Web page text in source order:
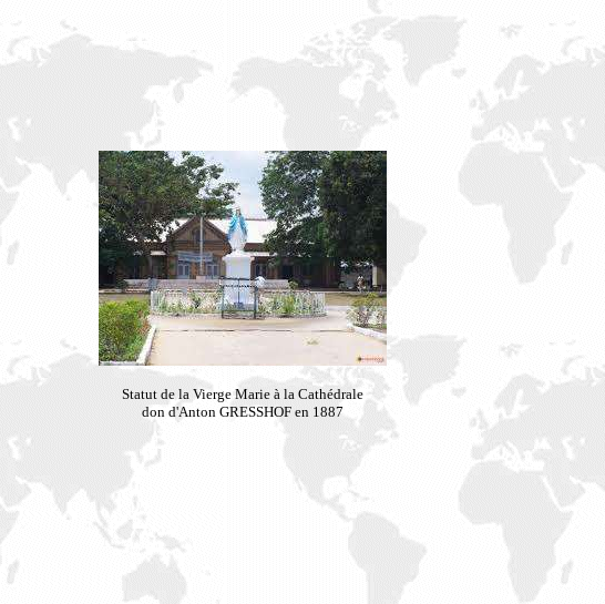
Statut de la Vierge Marie à la Cathédrale
don d'Anton GRESSHOF en 1887